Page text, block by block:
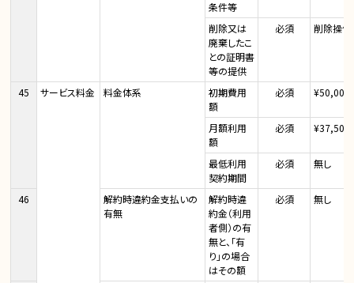
条件等
削除又は
廃棄したこ
との証明書
等の提供
必須 削除操作
45 サービス料金 料金体系
初期費用
額
必須 ¥50,000
月額利用
額
必須 ¥37,500
最低利用
契約期間
必須 無し
46
解約時違約金支払いの
有無
解約時違
約金（利用
者側）の有
無と、「有
り」の場合
はその額
必須 無し